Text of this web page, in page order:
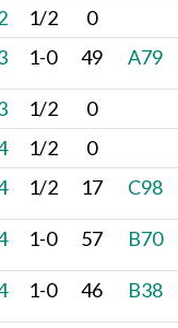
1/2
0
1-0 49 A79
1/2
0
1/2
0
1/2 17 C98
1-0 57 B70
1-0 46 B38